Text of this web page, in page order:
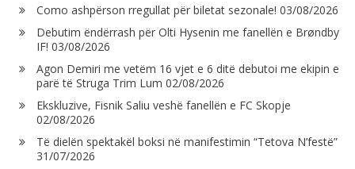
Como ashpërson rregullat për biletat sezonale! 03/08/2026
Debutim ëndërrash për Olti Hysenin me fanellën e Brøndby
IF! 03/08/2026
Agon Demiri me vetëm 16 vjet e 6 ditë debutoi me ekipin e
parë të Struga Trim Lum 02/08/2026
Ekskluzive, Fisnik Saliu veshë fanellën e FC Skopje
02/08/2026
Të dielën spektakël boksi në manifestimin “Tetova N’festë”
31/07/2026